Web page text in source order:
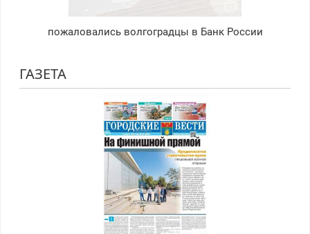
пожаловались волгоградцы в Банк России
ГАЗЕТА